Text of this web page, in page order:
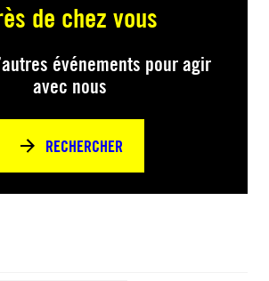
de chez vous
événements pour agir
avec nous
RECHERCHER